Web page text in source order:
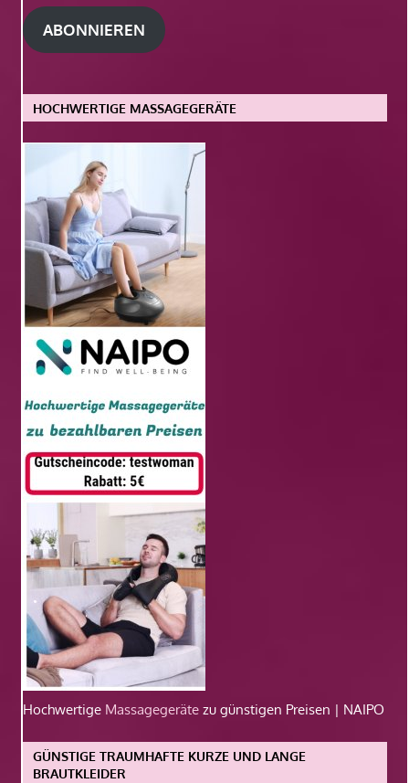
Adresse
ABONNIEREN
HOCHWERTIGE MASSAGEGERÄTE
Hochwertige Massagegeräte zu günstigen Preisen | NAIPO
GÜNSTIGE TRAUMHAFTE KURZE UND LANGE
BRAUTKLEIDER